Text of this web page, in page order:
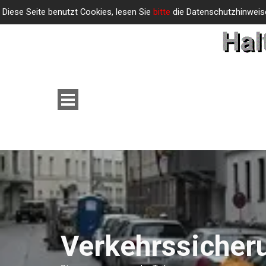
Diese Seite benutzt Cookies, lesen Sie bitte die
Parkverbotszonen für Baustelle,